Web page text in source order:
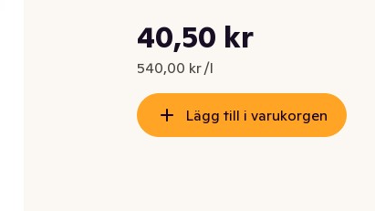
Nuvarande pris är: 40,50 kr
40,50 kr
540,00 kr /l
Styckpris: 540,00 kr /l
Lägg till i varukorgen